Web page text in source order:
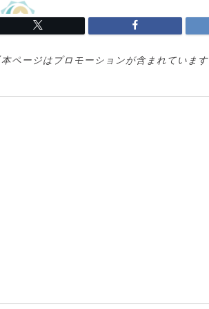
本ページはプロモ ーションが含まれていま